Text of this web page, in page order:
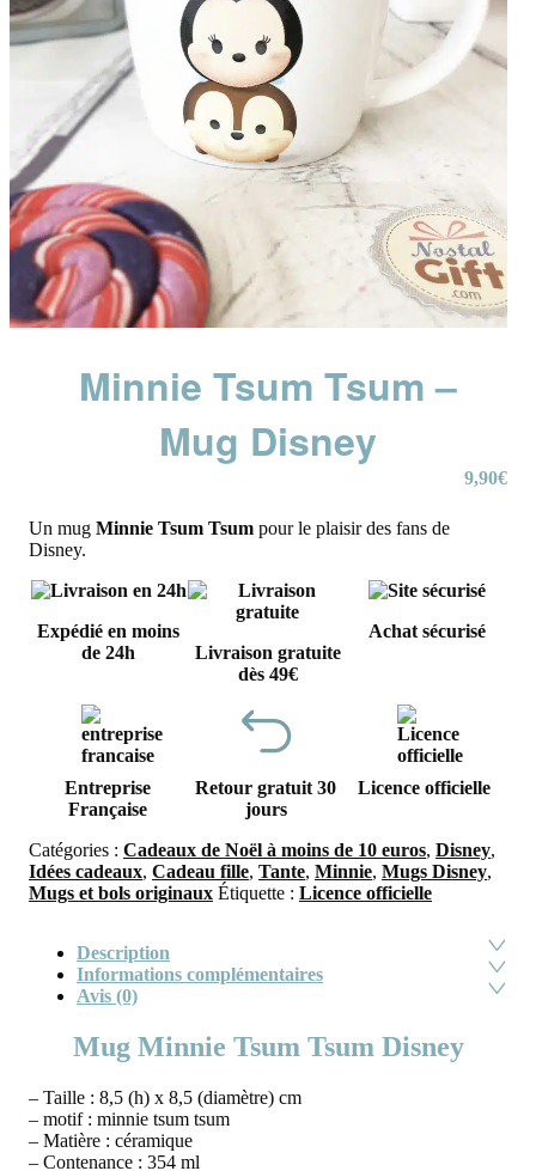
Minnie Tsum Tsum –
Mug Disney
9,90€
Un mug Minnie Tsum Tsum pour le plaisir des fans de
Disney.
Expédié en moins
de 24h
Livraison gratuite
dès 49€
Achat sécurisé
Entreprise
Française
Retour gratuit 30
jours
Licence officielle
Catégories : Cadeaux de Noël à moins de 10 euros, Disney,
Idées cadeaux, Cadeau fille, Tante, Minnie, Mugs Disney,
Mugs et bols originaux Étiquette : Licence officielle
Description
Informations complémentaires
Avis (0)
Mug Minnie Tsum Tsum Disney
– Taille : 8,5 (h) x 8,5 (diamètre) cm
– motif : minnie tsum tsum
– Matière : céramique
– Contenance : 354 ml